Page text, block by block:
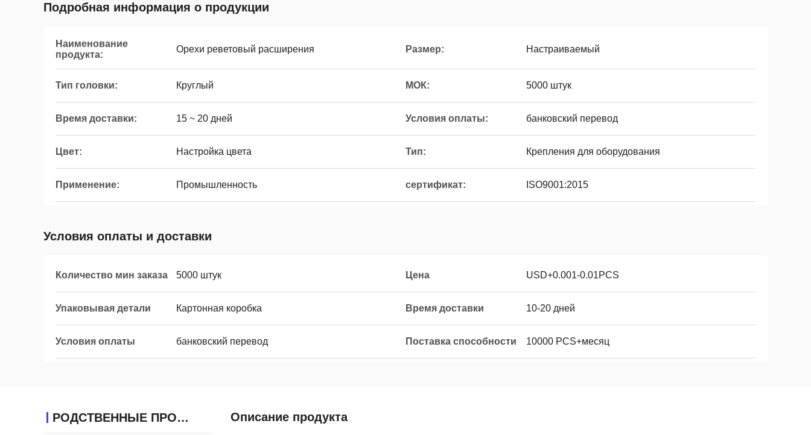
Подробная информация о продукции
Наименование
продукта:
Орехи реветовый расширения Размер: Настраиваемый
Тип головки: Круглый МОК: 5000 штук
Время доставки: 15 ~ 20 дней Условия оплаты: банковский перевод
Цвет: Настройка цвета Тип: Крепления для оборудования
Применение: Промышленность сертификат: ISO9001:2015
Условия оплаты и доставки
Количество мин заказа 5000 штук Цена USD+0.001-0.01PCS
Упаковывая детали Картонная коробка Время доставки 10-20 дней
Условия оплаты банковский перевод Поставка способности 10000 PCS+месяц
РОДСТВЕННЫЕ ПРОДУКТЫ Описание продукта